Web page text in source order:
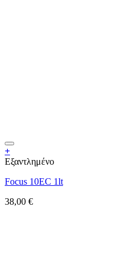
+
Εξαντλημένο
Focus 10EC 1lt
38,00 €